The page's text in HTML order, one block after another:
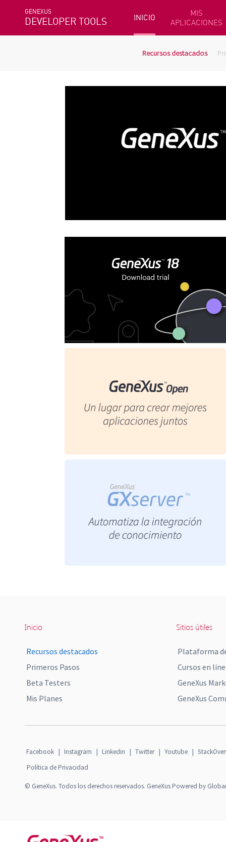
GENEXUS
DEVELOPER TOOLS INICIO
MIS
APLICACIONES
Recursos destacados
Inicio
Recursos destacados
Primeros Pasos
Beta Testers
Mis Planes
Sitios útiles
Plataforma
Cursos en
GeneXus
GeneXus
Facebook | Instagram | Linkedin | Twitter | Youtube |
Política de Privacidad
© GeneXus. Todos los derechos reservados. GeneXus Powered by